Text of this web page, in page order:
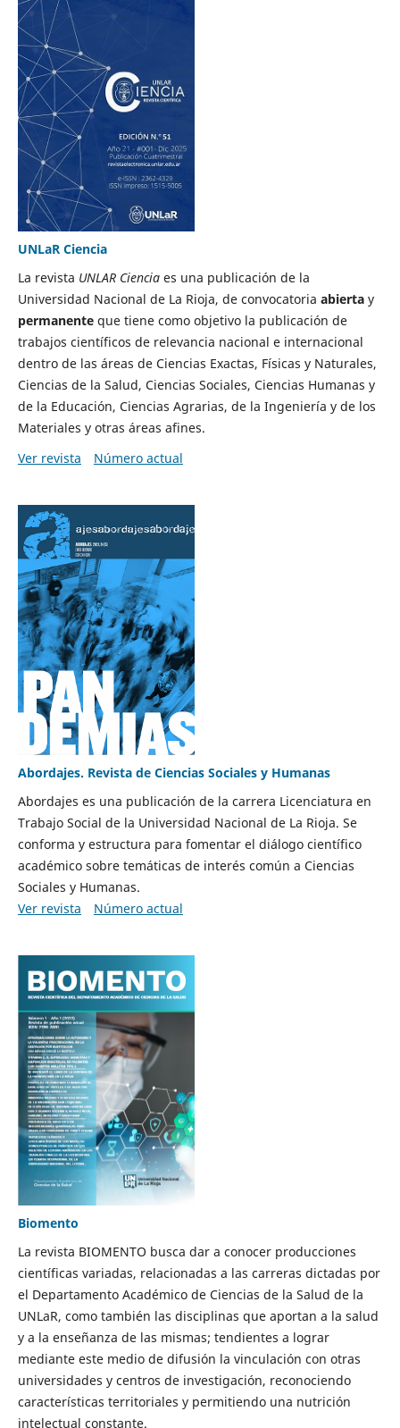
UNLaR Ciencia
La revista UNLAR Cienciaes una publicación de la
Universidad Nacional de La Rioja, de convocatoria abiertay
permanenteque tiene como objetivo la publicación de
trabajos científicos de relevancia nacional e internacional
dentro de las áreas de Ciencias Exactas, Físicas y Naturales,
Ciencias de la Salud, Ciencias Sociales, Ciencias Humanas y
de la Educación, Ciencias Agrarias, de la Ingeniería y de los
Materiales y otras áreas afines.
Ver revista
Número actual
Abordajes. Revista de Ciencias Sociales y Humanas
Abordajes es una publicación de la carrera Licenciatura en
Trabajo Social de la Universidad Nacional de La Rioja. Se
conforma y estructura para fomentar el diálogo científico
académico sobre temáticas de interés común a Ciencias
Sociales y Humanas.
Ver revista
Número actual
Biomento
La revista BIOMENTO busca dar a conocer producciones
científicas variadas, relacionadas a las carreras dictadas por
el Departamento Académico de Ciencias de la Salud de la
UNLaR, como también las disciplinas que aportan a la salud
y a la enseñanza de las mismas; tendientes a lograr
mediante este medio de difusión la vinculación con otras
universidades y centros de investigación, reconociendo
características territoriales y permitiendo una nutrición
intelectual constante.